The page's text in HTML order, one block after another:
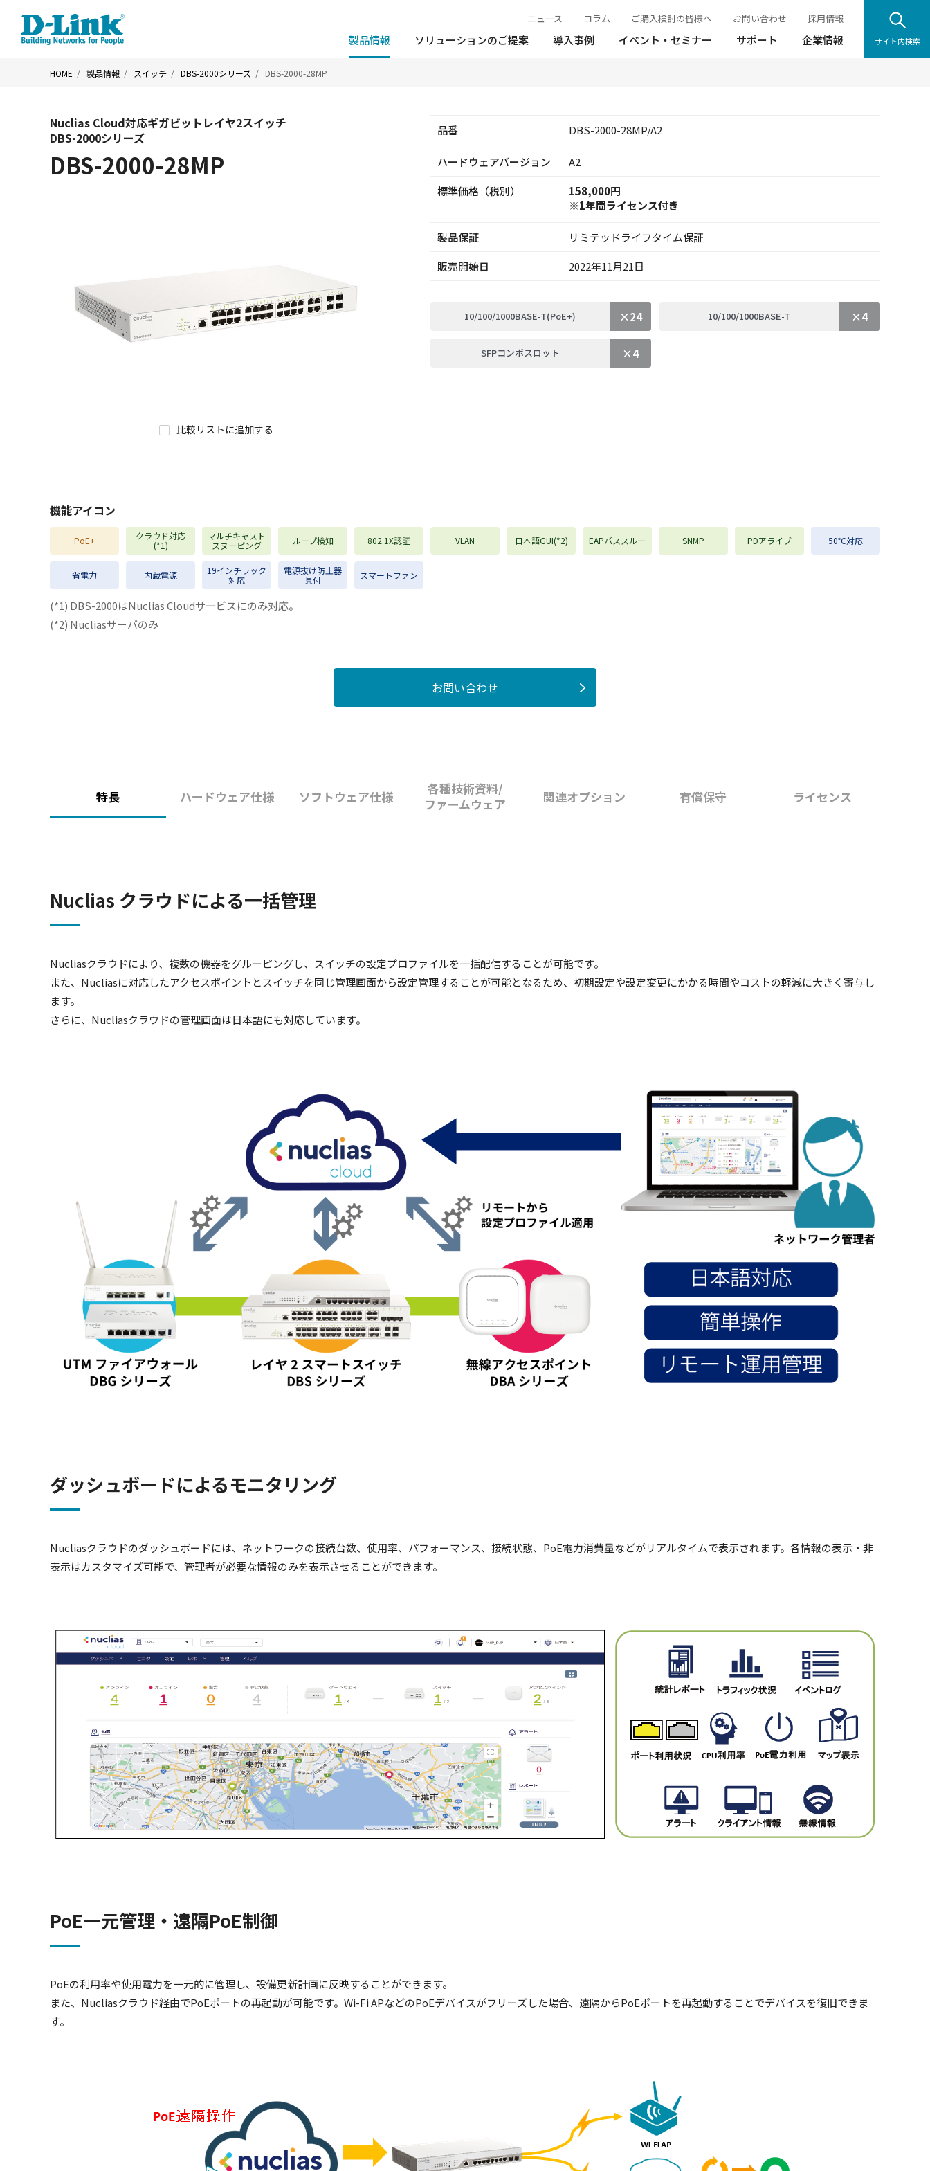
ニュース コラム ご購入検討の皆様へ お問い合わせ 採用情報
製品情報 ソリューションのご提案 導入事例 イベント・セミナー サポート 企業情報 サイト内検索
HOME 製品情報 スイッチ DBS-2000シリーズ DBS-2000-28MP
Nuclias Cloud対応ギガビットレイヤ2スイッチ
DBS-2000シリーズ
DBS-2000-28MP
比較リストに追加する
品番 DBS-2000-28MP/A2
ハードウェアバージョン
A2
標準価格（税別）
158,000円
※1年間ライセンス付き
製品保証
リミテッドライフタイム保証
販売開始日
2022年11月21日
10/100/1000BASE-T(PoE+) ×24 10/100/1000BASE-T ×4
SFPコンボスロット ×4
機能アイコン
PoE+
クラウド対応
(*1)
マルチキャスト
スヌーピング
ループ検知 802.1X認証 VLAN 日本語GUI(*2) EAPパススルー SNMP PDアライブ 50℃対応
省電力 内蔵電源
19インチラック
対応
電源抜け防止器
具付
スマートファン
(*1) DBS-2000はNuclias Cloudサービスにのみ対応。
(*2) Nucliasサーバのみ
お問い合わせ
特長 ハードウェア仕様 ソフトウェア仕様
各種技術資料/
ファームウェア
関連オプション 有償保守 ライセンス
Nuclias クラウドによる一括管理
Nucliasクラウドにより、複数の機器をグルーピングし、スイッチの設定プロファイルを一括配信することが可能です。
また、Nucliasに対応したアクセスポイントとスイッチを同じ管理画面から設定管理することが可能となるため、初期設定や設定変更にかかる時間やコストの軽減に大きく寄与し
ます。
さらに、Nucliasクラウドの管理画面は日本語にも対応しています。
ダッシュボードによるモニタリング
Nucliasクラウドのダッシュボードには、ネットワークの接続台数、使用率、パフォーマンス、接続状態、PoE電力消費量などがリアルタイムで表示されます。各情報の表示・非
表示はカスタマイズ可能で、管理者が必要な情報のみを表示させることができます。
PoE一元管理・遠隔PoE制御
PoEの利用率や使用電力を一元的に管理し、設備更新計画に反映することができます。
また、Nucliasクラウド経由でPoEポートの再起動が可能です。Wi-Fi APなどのPoEデバイスがフリーズした場合、遠隔からPoEポートを再起動することでデバイスを復旧できま
す。